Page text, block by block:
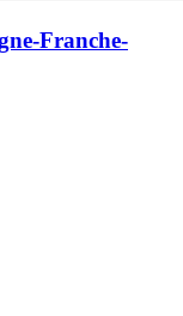
Franche-